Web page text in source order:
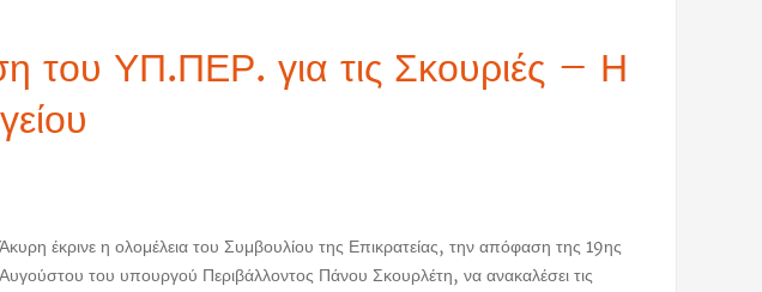
του ΥΠ.ΠΕΡ. για τις Σκουριές – Η
Άκυρη έκρινε η ολομέλεια του Συμβουλίου της Επικρατείας, την απόφαση της 19ης
Αυγούστου του υπουργού Περιβάλλοντος Πάνου Σκουρλέτη, να ανακαλέσει τις